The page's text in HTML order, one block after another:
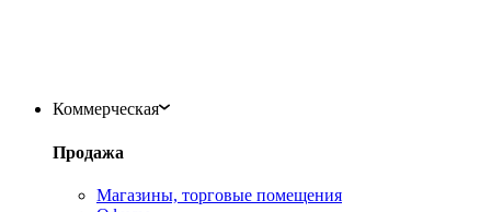
Коммерческая
Продажа
Магазины, торговые помещения